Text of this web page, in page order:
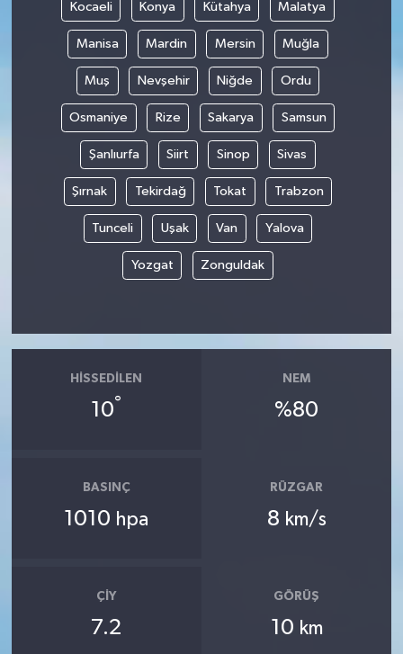
Kocaeli Konya Kütahya Malatya
Manisa Mardin Mersin Muğla
Muş Nevşehir Niğde Ordu
Osmaniye Rize Sakarya Samsun
Şanlıurfa Siirt Sinop Sivas
Şırnak Tekirdağ Tokat Trabzon
Tunceli Uşak Van Yalova
Yozgat Zonguldak
HISSEDILEN
10°
NEM
%80
BASINÇ
1010 hpa
RÜZGAR
8 km/s
ÇIY
7.2
GÖRÜŞ
10 km